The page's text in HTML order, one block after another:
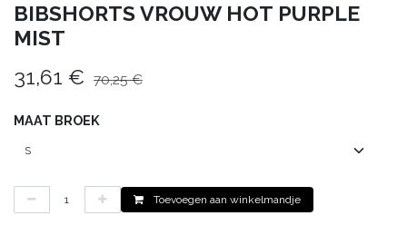
BIBSHORTS VROUW HOT PURPLE
MIST
31,61 € 70,25€
MAAT BROEK
Toevoegen aan winkelmandje